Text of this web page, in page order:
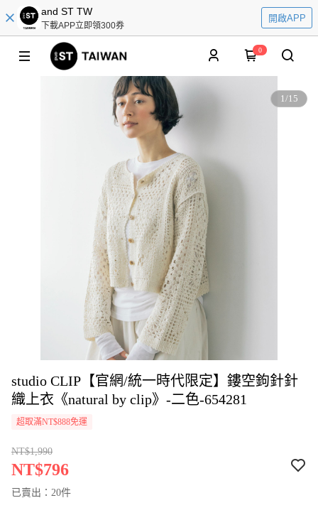
and ST TW
下載APP立即領300券
開啟APP
0
1/15
studio CLIP【官網/統一時代限定】鏤空鉤針針
織上衣《natural by clip》-二色-654281
超取滿NT$888免運
NT$1,990
NT$796
已賣出：20件